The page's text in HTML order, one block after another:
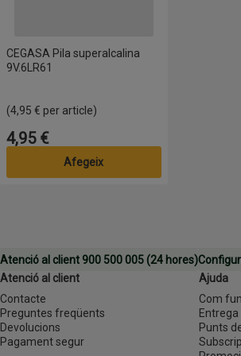
CEGASA Pila superalcalina
9V.6LR61
(4,95 € per article)
Preu
4,95 €
Afegeix
Atenció al client 900 500 005 (24 hores)
Atenció al client
Contacte
Preguntes freqüents
Devolucions
Pagament segur
Ajuda
Com
Punts